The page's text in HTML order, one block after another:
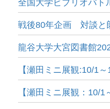
全国大学ビブリオバ
戦後80年企画 対談と
龍谷大学大宮図書館
【瀬田ミニ展観:10/1
【瀬田ミニ展観：10/